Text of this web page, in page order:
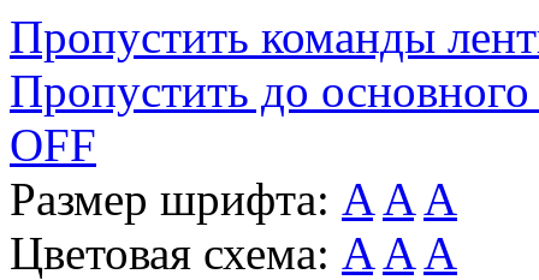
Пропустить команды
Пропустить до основного
OFF
Размер шрифта: A A A
Цветовая схема: A A A